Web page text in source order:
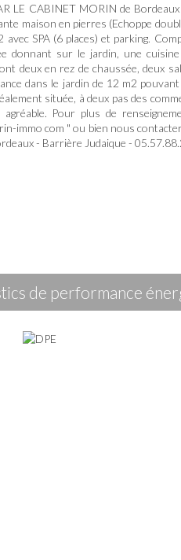
LE CABINET MORIN de
maison en pierres (Echoppe
avec SPA (6 places) et parking.
donnant sur le jardin, une
deux en rez de chaussée, deux
dans le jardin de 12 m2
située, à deux pas des
Pour plus de
immo com " ou bien nous
- Barrière Judaique -
de performance